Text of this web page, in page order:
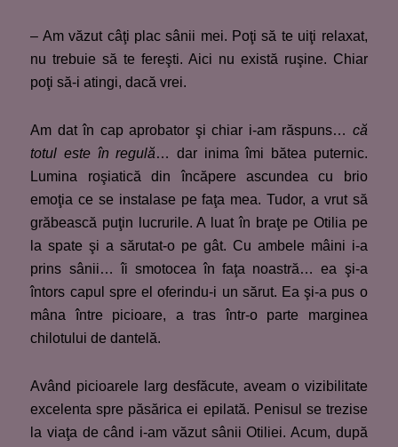
– Am văzut câţi plac sânii mei. Poţi să te uiţi relaxat,
nu trebuie să te fereşti. Aici nu există ruşine. Chiar
poţi să-i atingi, dacă vrei.
Am dat în cap aprobator şi chiar i-am răspuns… că
totul este în regulă… dar inima îmi bătea puternic.
Lumina roşiatică din încăpere ascundea cu brio
emoţia ce se instalase pe faţa mea. Tudor, a vrut să
grăbească puţin lucrurile. A luat în braţe pe Otilia pe
la spate şi a sărutat-o pe gât. Cu ambele mâini i-a
prins sânii… îi smotocea în faţa noastră… ea şi-a
întors capul spre el oferindu-i un sărut. Ea şi-a pus o
mâna între picioare, a tras într-o parte marginea
chilotului de dantelă.
Având picioarele larg desfăcute, aveam o vizibilitate
excelenta spre păsărica ei epilată. Penisul se trezise
la viaţa de când i-am văzut sânii Otiliei. Acum, după